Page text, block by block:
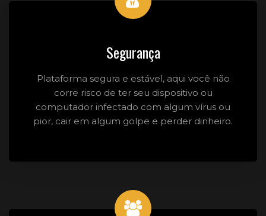
Segurança
Plataforma segura e estável, aqui você não
corre risco de ter seu dispositivo ou
computador infectado com algum vírus ou
pior, cair em algum golpe e perder dinheiro.